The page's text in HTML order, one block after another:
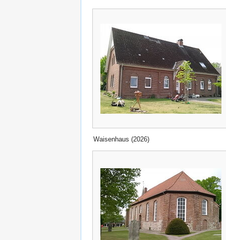
Waisenhaus (2026)